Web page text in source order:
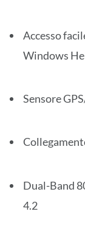
Accesso
Windows
Sensore
Dual-Band
4.2